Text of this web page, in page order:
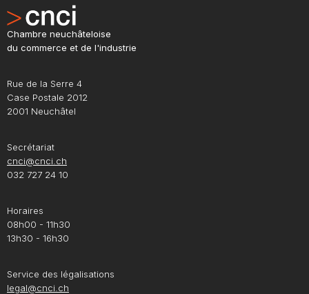
Chambre neuchâteloise
du commerce et de l'industrie
Rue de la Serre 4
Case Postale 2012
2001 Neuchâtel
Secrétariat
cnci@cnci.ch
032 727 24 10
Horaires
08h00 - 11h30
13h30 - 16h30
Service des légalisations
legal@cnci.ch